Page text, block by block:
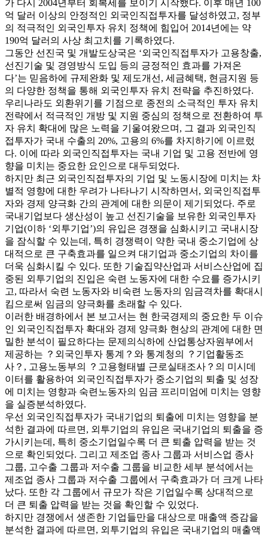
가 다시 2004년부터 회복세를 보이기 시작했다. 이후 매년 100
억 달러 이상의 안정적인 외국인직접투자를 달성하였고, 정부
의 적극적인 외국인투자 유치 정책에 힘입어 2014년에는 약
190억 달러의 사상 최고치를 기록하였다.
그동안 선진국 및 개발도상국은 ‘외국인직접투자가 고용창출,
선진기술 및 경영방식 도입 등의 긍정적인 효과를 가져온
다’는 믿음하에 규제완화 및 제도개선, 세금혜택, 현금지원 등
의 다양한 정책을 통해 외국인투자 유치 전략을 추진하였다.
우리나라도 외환위기를 기점으로 종전의 소극적인 투자 유치
전략에서 적극적인 개방 및 지원 중심의 정책으로 전환하여 투
자 유치 확대에 많은 노력을 기울여왔으며, 그 결과 외국인직
접투자가 국내 수출의 20%, 고용의 6%를 차지하기에 이르렀
다. 이에 따라 외국인직접투자는 국내 기업 및 고용 전반에 영
향을 미치는 중요한 요인으로 대두되었다.
하지만 최근 외국인직접투자의 기업 및 노동시장에 미치는 차
별적 영향에 대한 우려가 나타나기 시작하면서, 외국인직접투
자와 경제 양극화 간의 관계에 대한 의문이 제기되었다. 주로
국내기업보다 생산성이 높고 선진기술을 보유한 외국인투자
기업(이하 ‘외투기업’)의 유입은 경쟁을 심화시키고 국내시장
을 잠식할 수 있는데, 특히 경쟁력이 약한 국내 중소기업에 상
대적으로 큰 구축효과를 일으켜 대기업과 중소기업의 차이를
더욱 심화시킬 수 있다. 또한 기술집약산업과 서비스산업에 집
중된 외투기업의 진입은 숙련 노동자에 대한 수요를 증가시키
고, 따라서 숙련 노동자와 비숙련 노동자의 임금격차를 확대시
킴으로써 임금의 양극화를 초래할 수 있다.
이러한 배경하에서 본 보고서는 현 한국경제의 중요한 두 이슈
인 외국인직접투자 확대와 경제 양극화 현상의 관계에 대한 면
밀한 분석이 필요하다는 문제의식하에 산업통상자원부에서
제공하는 ？외국인투자 통계？와 통계청의 ？기업활동조
사？, 고용노동부의 ？고용형태별 근로실태조사？의 미시데
이터를 활용하여 외국인직접투자가 중소기업의 퇴출 및 성장
에 미치는 영향과 숙련노동자의 임금 프리미엄에 미치는 영향
을 실증분석하였다.
우선 외국인직접투자가 국내기업의 퇴출에 미치는 영향을 분
석한 결과에 따르면, 외투기업의 유입은 국내기업의 퇴출을 증
가시키는데, 특히 중소기업일수록 더 큰 퇴출 압력을 받는 것
으로 확인되었다. 그리고 제조업 종사 그룹과 서비스업 종사
그룹, 고수출 그룹과 저수출 그룹을 비교한 세부 분석에서는
제조업 종사 그룹과 저수출 그룹에서 구축효과가 더 크게 나타
났다. 또한 각 그룹에서 규모가 작은 기업일수록 상대적으로
더 큰 퇴출 압력을 받는 것을 확인할 수 있었다.
하지만 경쟁에서 생존한 기업들만을 대상으로 매출액 증감을
분석한 결과에 따르면, 외투기업의 유입은 국내기업의 매출액